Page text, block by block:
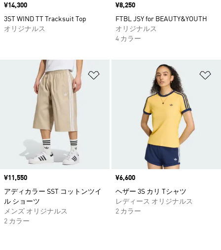
価格
¥14,300
3ST WIND TT Tracksuit Top
オリジナルス
価格
¥8,250
FTBL JSY for BEAUTY&YOUTH
オリジナルス
4 カラー
ほしいものリストに追加
価格
¥11,550
アディカラー SST コットンツイ
ル ショーツ
メンズ オリジナルス
2 カラー
価格
¥6,600
ヘザー 3S カリ Tシャツ
レディース オリジナルス
2 カラー